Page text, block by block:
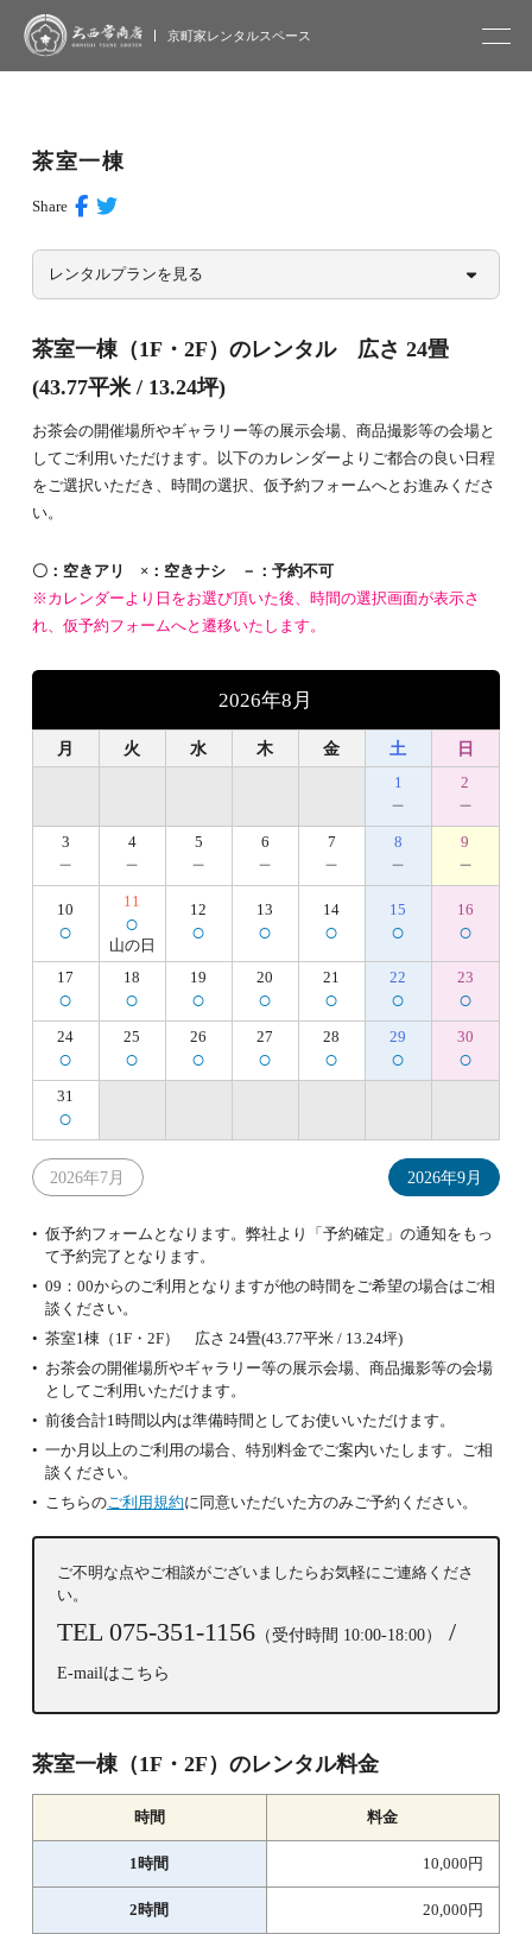
大西常商店
京町家レンタルスペース
茶室一棟
Share
レンタルプランを見る
茶室一棟（1F・2F）のレンタル 広さ 24畳
(43.77平米 / 13.24坪)
お茶会の開催場所やギャラリー等の展示会場、商品撮影等の会場と
してご利用いただけます。以下のカレンダーよりご都合の良い日程
をご選択いただき、時間の選択、仮予約フォームへとお進みくださ
い。
〇：空きアリ ×：空きナシ －：予約不可
※カレンダーより日をお選び頂いた後、時間の選択画面が表示さ
れ、仮予約フォームへと遷移いたします。
2026年8月
月 火 水 木 金 土 日
1
－
2
－
3
－
4
－
5
－
6
－
7
－
8
－
9
－
10
○
11
○
山の日
12
○
13
○
14
○
15
○
16
○
17
○
18
○
19
○
20
○
21
○
22
○
23
○
24
○
25
○
26
○
27
○
28
○
29
○
30
○
31
○
2026年7月 2026年9月
仮予約フォームとなります。弊社より「予約確定」の通知をもっ
て予約完了となります。
09：00からのご利用となりますが他の時間をご希望の場合はご相
談ください。
茶室1棟（1F・2F） 広さ 24畳(43.77平米 / 13.24坪)
お茶会の開催場所やギャラリー等の展示会場、商品撮影等の会場
としてご利用いただけます。
前後合計1時間以内は準備時間としてお使いいただけます。
一か月以上のご利用の場合、特別料金でご案内いたします。ご相
談ください。
こちらのご利用規約に同意いただいた方のみご予約ください。
ご不明な点やご相談がございましたらお気軽にご連絡くださ
い。
TEL 075-351-1156 （受付時間 10:00-18:00） /
E-mailはこちら
茶室一棟（1F・2F）のレンタル料金
時間 料金
1時間 10,000円
2時間 20,000円